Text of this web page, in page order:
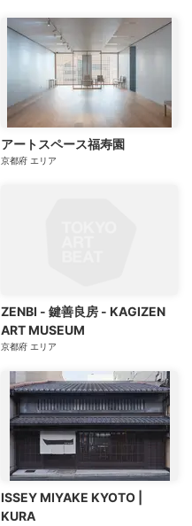
アートスペース福寿園
京都府 エリア
ZENBI - 鍵善良房 - KAGIZEN
ART MUSEUM
京都府 エリア
ISSEY MIYAKE KYOTO |
KURA